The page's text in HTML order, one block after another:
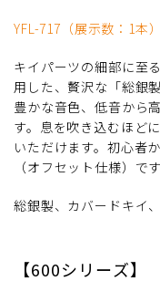
YFL-717（展示数：1本）
キイパーツの細部に至
用した、贅沢な「総銀
豊かな音色、低音から
す。息を吹き込むほど
いただけます。初心者
（オフセット仕様）です
総銀製、カバードキイ
【600シリーズ】